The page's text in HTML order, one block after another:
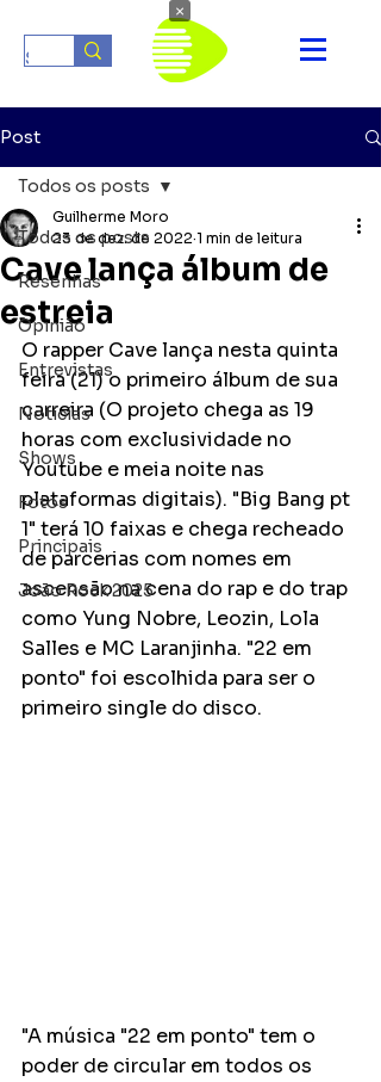
Post
Todos os posts
Resenhas
Opinião
Entrevistas
Notícias
Shows
Fotos
Principais
João Rock 2025
Todos os posts
Cave lança álbum de
estreia
Guilherme Moro
23 de dez. de 2022 1 min de leitura
O rapper Cave lança nesta quinta
feira (21) o primeiro álbum de sua
carreira (O projeto chega as 19
horas com exclusividade no
Youtube e meia noite nas
plataformas digitais). "Big Bang pt
1" terá 10 faixas e chega recheado
de parcerias com nomes em
ascensão na cena do rap e do trap
como Yung Nobre, Leozin, Lola
Salles e MC Laranjinha. "22 em
ponto" foi escolhida para ser o
primeiro single do disco.
"A música "22 em ponto" tem o
poder de circular em todos os
×